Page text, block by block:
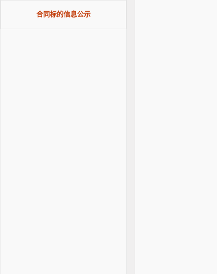
合同标的信息公示